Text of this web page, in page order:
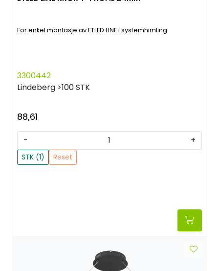
For enkel montasje av ETLED LINE i systemhimling
3300442
Lindeberg >100 STK
88,61
- +
STK (1) Reset